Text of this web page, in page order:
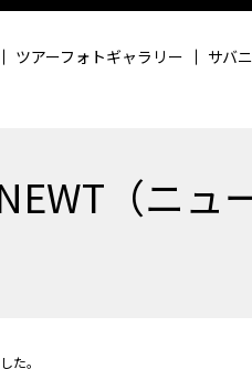
ツアーフォトギャラリー
サバ
（ニュ
た。